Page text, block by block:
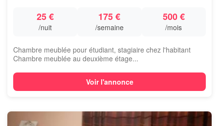
25 €
/nuit
175 €
/semaine
500 €
/mois
Chambre meublée pour étudiant, stagiaire chez l'habitant
Chambre meublée au deuxième étage...
Voir l'annonce